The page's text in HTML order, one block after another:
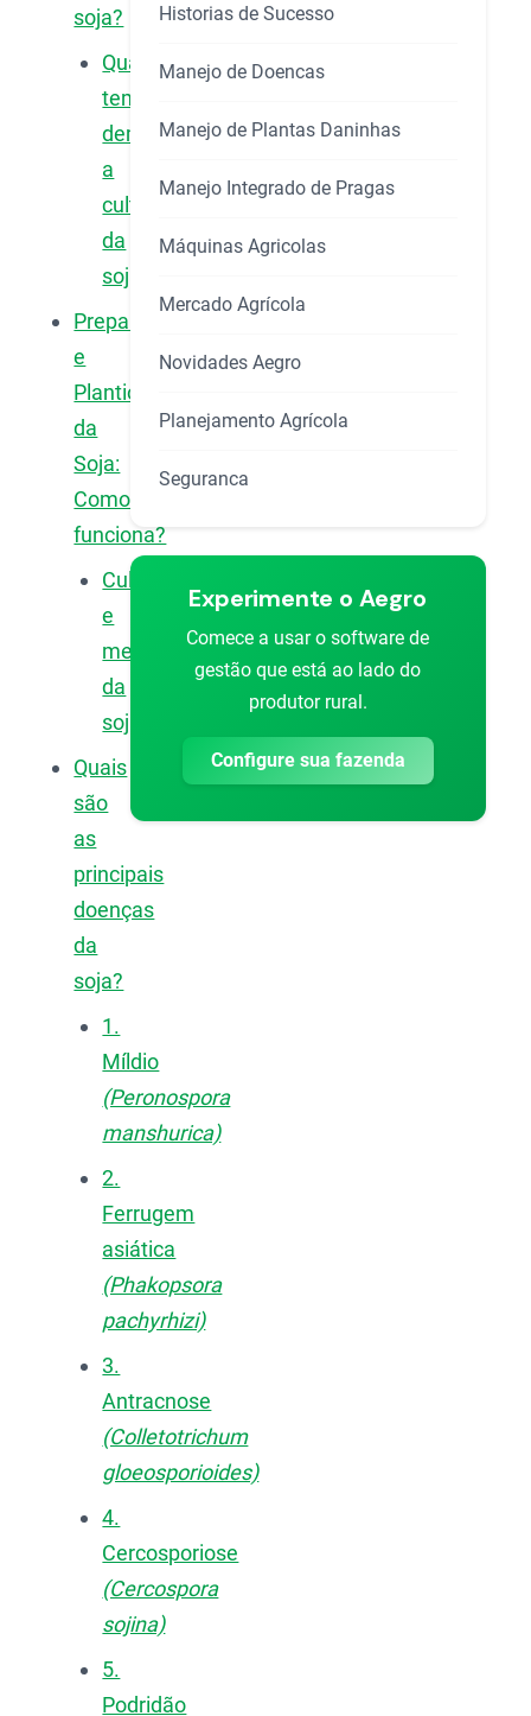
soja?
Quanto
tempo
demora
a
cultura
da
soja?
Preparo
e
Plantio
da
Soja:
Como
funciona?
Cultivares
e
melhoramento
da
soja
Quais
são
as
principais
doenças
da
soja?
1.
Míldio
(Peronospora
manshurica)
2.
Ferrugem
asiática
(Phakopsora
pachyrhizi)
3.
Antracnose
(Colletotrichum
gloeosporioides)
4.
Cercosporiose
(Cercospora
sojina)
5.
Podridão
Historias de Sucesso
Manejo de Doencas
Manejo de Plantas Daninhas
Manejo Integrado de Pragas
Máquinas Agricolas
Mercado Agrícola
Novidades Aegro
Planejamento Agrícola
Seguranca
Experimente o Aegro
Comece a usar o software de
gestão que está ao lado do
produtor rural.
Configure sua fazenda